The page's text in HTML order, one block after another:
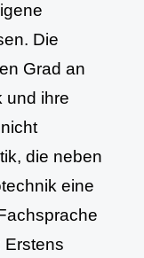
Die
Grad an
und ihre
die neben
eine
Erstens